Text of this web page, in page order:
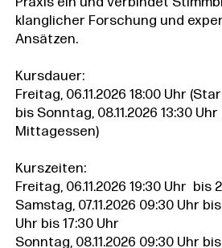
Praxis ein und verbindet
klanglicher Forschung und
Ansätzen.
Kursdauer:
Freitag, 06.11.2026 18:00 Uhr
bis Sonntag, 08.11.2026 13:30
Mittagessen)
Kurszeiten:
Freitag, 06.11.2026 19:30 Uhr bis
Samstag, 07.11.2026 09:30 Uhr
Uhr bis 17:30 Uhr
Sonntag, 08.11.2026 09:30 Uhr